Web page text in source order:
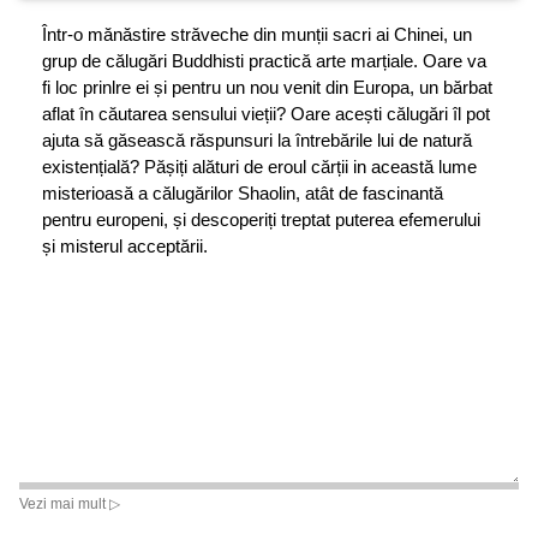
Într-o mănăstire străveche din munții sacri ai Chinei, un
grup de călugări Buddhisti practică arte marțiale. Oare va
fi loc prinlre ei și pentru un nou venit din Europa, un bărbat
aflat în căutarea sensului vieții? Oare acești călugări îl pot
ajuta să găsească răspunsuri la întrebările lui de natură
existențială? Pășiți alături de eroul cărții in această lume
misterioasă a călugărilor Shaolin, atât de fascinantă
pentru europeni, și descoperiți treptat puterea efemerului
și misterul acceptării.
Vezi mai mult ▷